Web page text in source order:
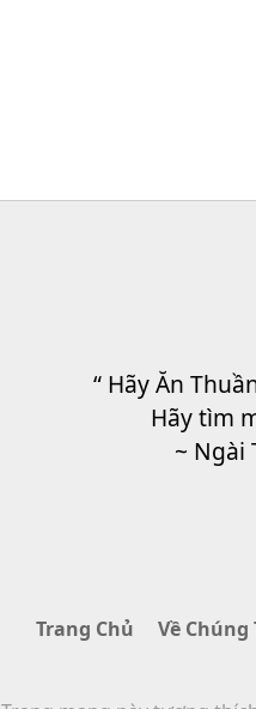
“ Hãy Ăn
Hãy tìm
~ Ngài
Trang Chủ Về Chúng